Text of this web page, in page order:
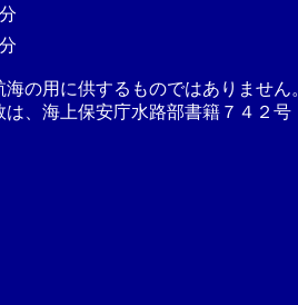
海の用に供するものではありませ
は、海上保安庁水路部書籍７４２